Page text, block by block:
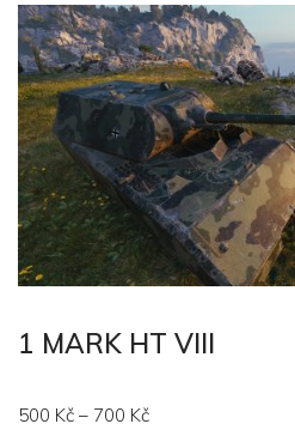
1 MARK HT VIII
500 Kč – 700 Kč